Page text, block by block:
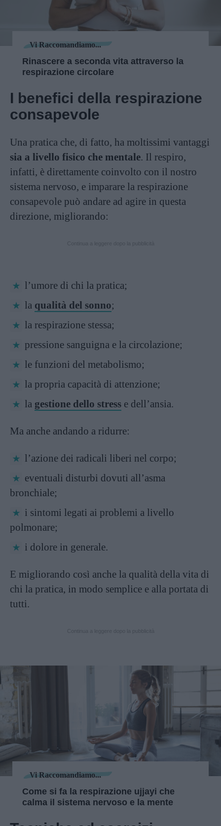
Vi Raccomandiamo...
Rinascere a seconda vita attraverso la
respirazione circolare
I benefici della respirazione
consapevole
Una pratica che, di fatto, ha moltissimi vantaggi
sia a livello fisico che mentale. Il respiro,
infatti, è direttamente coinvolto con il nostro
sistema nervoso, e imparare la respirazione
consapevole può andare ad agire in questa
direzione, migliorando:
l’umore di chi la pratica;
la qualità del sonno;
la respirazione stessa;
pressione sanguigna e la circolazione;
le funzioni del metabolismo;
la propria capacità di attenzione;
la gestione dello stress e dell’ansia.
Ma anche andando a ridurre:
l’azione dei radicali liberi nel corpo;
eventuali disturbi dovuti all’asma
bronchiale;
i sintomi legati ai problemi a livello
polmonare;
i dolore in generale.
E migliorando così anche la qualità della vita di
chi la pratica, in modo semplice e alla portata di
tutti.
Vi Raccomandiamo...
Come si fa la respirazione ujjayi che
calma il sistema nervoso e la mente